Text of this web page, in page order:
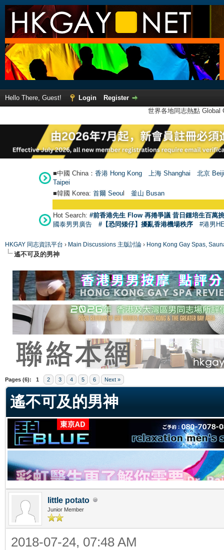
Hello There, Guest! Login
Register
世界各地同志熱點
■中國 China： 香港 Hong Kong 上海 Shanghai
北京
Taipei
■韓國 Korea: 首爾 Seoul 釜山 Busan
Hot Search: #前香港先生 Flow 再捲爭議 昔日鍾培生百萬
國泰男男廣告
#【恐同矮仔】擾亂香港機場秩序 #港男
HKGAY 同志資訊平台 › Main Discussions 主版討論 › Hong Kong Gay Spas,
遙不可及的男神
Pages (6): 1 2 3 4 5 6 Next »
遙不可及的男神
little potato
Junior Member
2018-07-24, 07:48 AM